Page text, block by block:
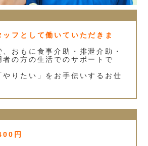
フとして働いていただきま
、おもに食事介助・排泄介助・
者の方の生活でのサポートで
やりたい」をお手伝いするお仕
円